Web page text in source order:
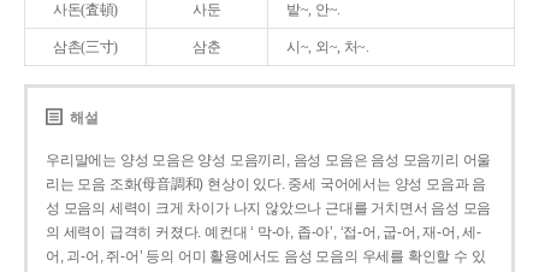
사돈(査頓) 사둔 밭~, 안~.
삼촌(三寸) 삼춘 시~, 외~, 처~.
해설
우리말에는 양성 모음은 양성 모음끼리, 음성 모음은 음성 모음끼리 어울
리는 모음 조화(母音調和) 현상이 있다. 중세 국어에서는 양성 모음과 음
성 모음의 세력이 크게 차이가 나지 않았으나 근대를 거치면서 음성 모음
의 세력이 급격히 커졌다. 예컨대 ‘ 막-아, 좁-아’, ‘접-어, 굽-어, 재-어, 세-
어, 괴-어, 쥐-어’ 등의 어미 활용에서도 음성 모음의 우세를 확인할 수 있